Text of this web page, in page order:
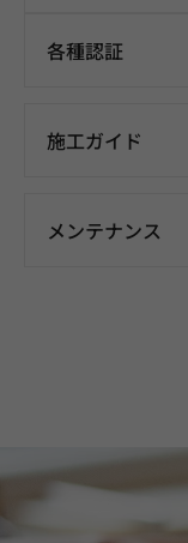
各種認証
施工ガイド
メンテナンス